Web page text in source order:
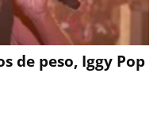
de peso, Iggy Pop